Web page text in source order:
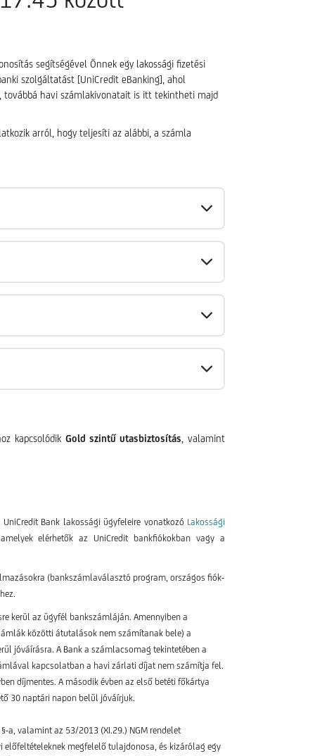
segítségével Önnek egy lakossági fizetési
szolgáltatást [UniCredit eBanking], ahol
továbbá havi számlakivonatait is itt tekintheti majd
arról, hogy teljesíti az alábbi, a számla
kapcsolódik Gold szintű utasbiztosítás , valamint
Bank lakossági ügyfeleire vonatkozó Lakossági
elérhetők az UniCredit bankfiókokban vagy a
(bankszámlaválasztó program, országos fiók-
kerül az ügyfél bankszámláján. Amennyiben a
közötti átutalások nem számítanak bele) a
jóváírásra. A Bank a számlacsomag tekintetében a
kapcsolatban a havi zárlati díjat nem számítja fel.
díjmentes. A második évben az első betéti főkártya
30 naptári napon belül jóváírjuk.
a, valamint az 53/2013 (XI.29.) NGM rendelet
megfelelő tulajdonosa, és kizárólag egy